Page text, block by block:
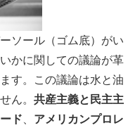
ソール（ゴム底）がい
かに関しての議論が革
す。この議論は水と油
ん。 共産主義と民主主
ド
アメリカンプロレ